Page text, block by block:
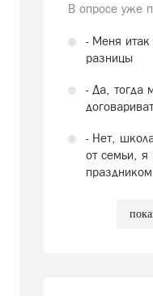
В опросе уже
- Меня итак
разницы
- Да, тогда
- Нет,
от семьи, я
праздником